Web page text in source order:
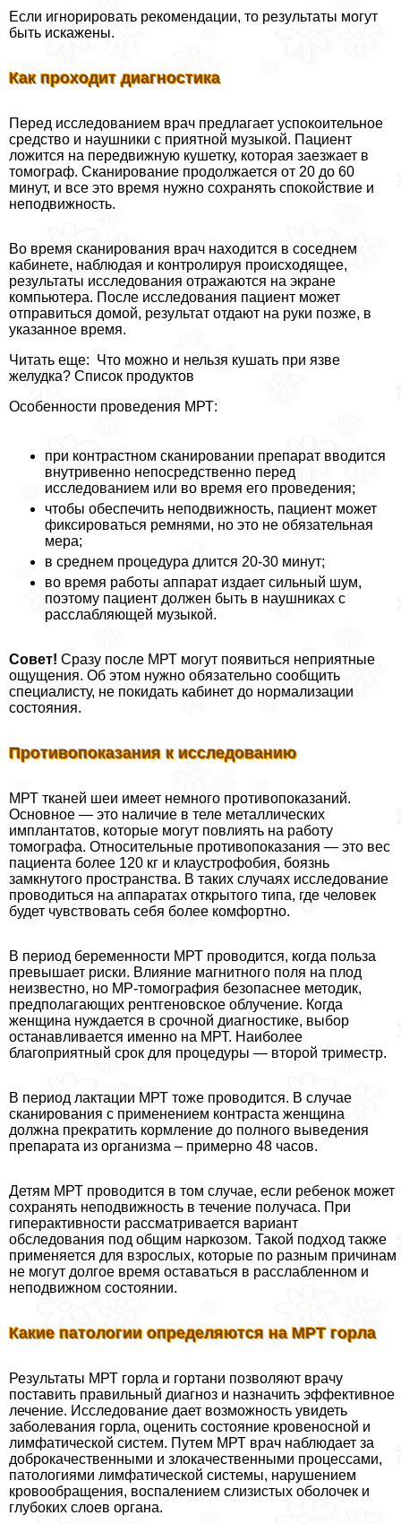
Если игнорировать рекомендации, то результаты могут
быть искажены.
Как проходит диагностика
Перед исследованием врач предлагает успокоительное
средство и наушники с приятной музыкой. Пациент
ложится на передвижную кушетку, которая заезжает в
томограф. Сканирование продолжается от 20 до 60
минут, и все это время нужно сохранять спокойствие и
неподвижность.
Во время сканирования врач находится в соседнем
кабинете, наблюдая и контролируя происходящее,
результаты исследования отражаются на экране
компьютера. После исследования пациент может
отправиться домой, результат отдают на руки позже, в
указанное время.
Читать еще: Что можно и нельзя кушать при язве
желудка? Список продуктов
Особенности проведения МРТ:
при контрастном сканировании препарат вводится
внутривенно непосредственно перед
исследованием или во время его проведения;
чтобы обеспечить неподвижность, пациент может
фиксироваться ремнями, но это не обязательная
мера;
в среднем процедypa длится 20-30 минут;
во время работы аппарат издает сильный шум,
поэтому пациент должен быть в наушниках с
расслабляющей музыкой.
Совет! Сразу после МРТ могут появиться неприятные
ощущения. Об этом нужно обязательно сообщить
специалисту, не покидать кабинет до нормализации
состояния.
Противопоказания к исследованию
МРТ тканей шеи имеет немного противопоказаний.
Основное — это наличие в теле металлических
имплантатов, которые могут повлиять на работу
томографа. Относительные противопоказания — это вес
пациента более 120 кг и клаустрофобия, боязнь
замкнутого прострaнcтва. В таких случаях исследование
проводиться на аппаратах открытого типа, где человек
будет чувствовать себя более комфортно.
В период беременности МРТ проводится, когда польза
превышает риски. Влияние магнитного поля на плод
неизвестно, но МР-томография безопаснее методик,
предполагающих рентгеновское облучение. Когда
женщина нуждается в срочной диагностике, выбор
останавливается именно на МРТ. Наиболее
благоприятный срок для процедуры — второй триместр.
В период лактации МРТ тоже проводится. В случае
сканирования с применением контраста женщина
должна прекратить кормление до полного выведения
препарата из организма – примерно 48 часов.
Детям МРТ проводится в том случае, если ребенок может
сохранять неподвижность в течение получаса. При
гипеpaктивности рассматривается вариант
обследования под общим наркозом. Такой подход также
применяется для взрослых, которые по разным причинам
не могут долгое время оставаться в расслабленном и
неподвижном состоянии.
Какие патологии определяются на МРТ горла
Результаты МРТ горла и гортани позволяют врачу
поставить правильный диагноз и назначить эффективное
лечение. Исследование дает возможность увидеть
заболевания горла, оценить состояние кровеносной и
лимфатической систем. Путем МРТ врач наблюдает за
доброкачественными и злокачественными процессами,
патологиями лимфатической системы, нарушением
кровообращения, воспалением слизистых оболочек и
глубоких слоев органа.